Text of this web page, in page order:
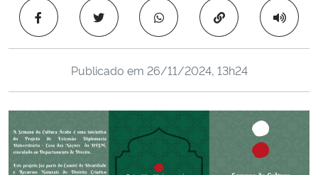
Ministério da Educação
Ministério da Cidadania
Ministério de Minas e Energia
Copiar para área
Publicado em 26/11/2024, 13h24